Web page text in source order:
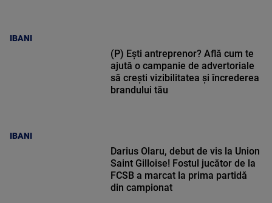
IBANI
IBANI
(P) Ești antreprenor? Află cum te
ajută o campanie de advertoriale
să crești vizibilitatea și încrederea
brandului tău
Darius Olaru, debut de vis la Union
Saint Gilloise! Fostul jucător de la
FCSB a marcat la prima partidă
din campionat